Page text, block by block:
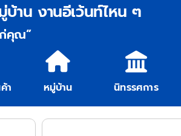
บ้าน งานอีเว้นท์ไหน ๆ
ก่คุณ”
า หมู่บ้าน นิทรรศการ